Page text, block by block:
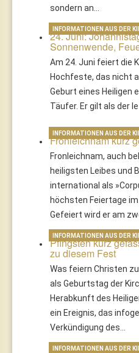
sondern an…
24. Juni:
Sonnenwende,
Am 24. Juni feiert die
Hochfeste, das nicht
Geburt eines Heiligen
Täufer. Er gilt als der
INFORMATIONEN AUS DER
Fronleichnam kurz
Fronleichnam, auch
heiligsten Leibes und
international als
höchsten Feiertage
Gefeiert wird er am
INFORMATIONEN AUS DER
Pfingsten kurz
zu diesem Fest
Was feiern Christen
als Geburtstag der
Herabkunft des
ein Ereignis, das
Verkündigung des…
INFORMATIONEN AUS DER
INFORMATIONEN AUS DER